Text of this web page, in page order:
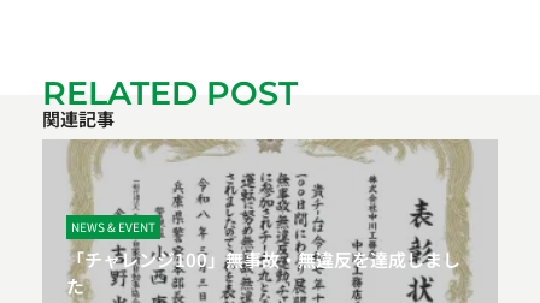
RELATED POST
関連記事
NEWS & EVENT
「チャレンジ100」無事故・無違反を達成しまし
た